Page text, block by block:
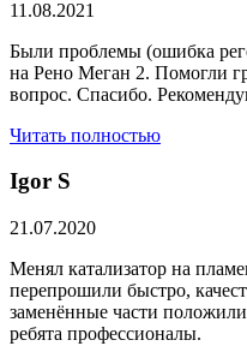
11.08.2021
Были проблемы (ошибка
на Рено Меган 2. Помогли
вопрос. Спасибо.
Читать полностью
​Igor S
21.07.2020
Менял катализатор на
перепрошили быстро,
заменённые части
ребята профессионалы.